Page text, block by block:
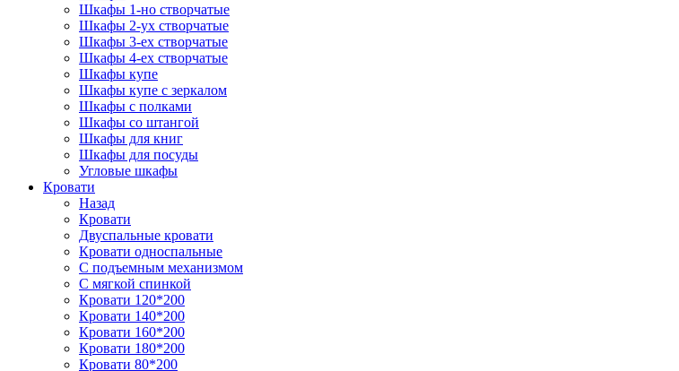
Шкафы 1-но створчатые
Шкафы 2-ух створчатые
Шкафы 3-ех створчатые
Шкафы 4-ех створчатые
Шкафы купе
Шкафы купе с зеркалом
Шкафы с полками
Шкафы со штангой
Шкафы для книг
Шкафы для посуды
Угловые шкафы
Кровати
Назад
Кровати
Двуспальные кровати
Кровати односпальные
С подъемным механизмом
С мягкой спинкой
Кровати 120*200
Кровати 140*200
Кровати 160*200
Кровати 180*200
Кровати 80*200